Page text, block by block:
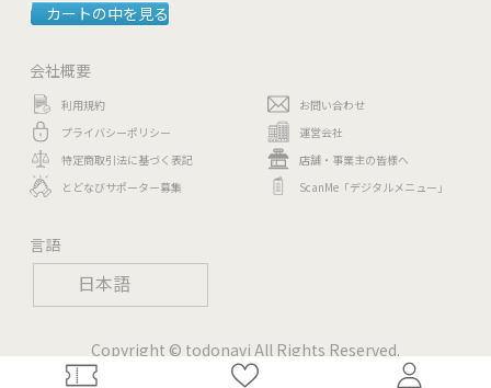
日本語
カートの中を見る
会社概要
利用規約
プライバシーポリシー
特定商取引法に基づく表記
とどなびサポーター募集
お問い合わせ
運営会社
店舗・事業主の皆様へ
ScanMe「デジタルメニュー」
言語
Copyright © todonavi All Rights Reserved.